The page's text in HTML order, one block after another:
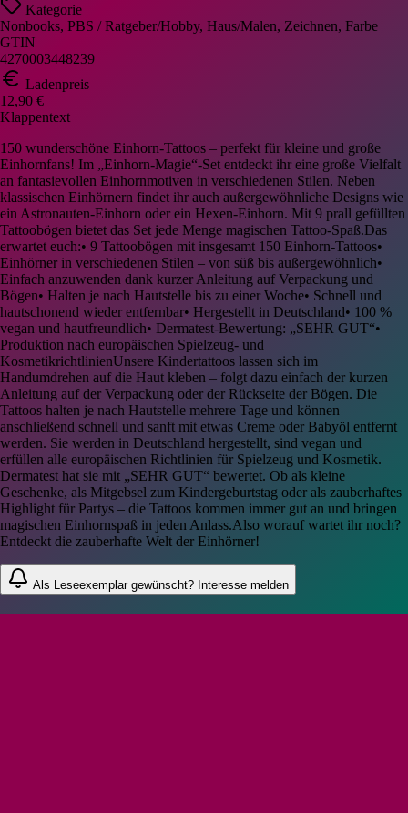
Kategorie
Nonbooks, PBS / Ratgeber/Hobby, Haus/Malen, Zeichnen, Farbe
GTIN
4270003448239
Ladenpreis
12,90 €
Klappentext
150 wunderschöne Einhorn-Tattoos – perfekt für kleine und große
Einhornfans! Im „Einhorn-Magie“-Set entdeckt ihr eine große Vielfalt
an fantasievollen Einhornmotiven in verschiedenen Stilen. Neben
klassischen Einhörnern findet ihr auch außergewöhnliche Designs wie
ein Astronauten-Einhorn oder ein Hexen-Einhorn. Mit 9 prall gefüllten
Tattoobögen bietet das Set jede Menge magischen Tattoo-Spaß.Das
erwartet euch:• 9 Tattoobögen mit insgesamt 150 Einhorn-Tattoos•
Einhörner in verschiedenen Stilen – von süß bis außergewöhnlich•
Einfach anzuwenden dank kurzer Anleitung auf Verpackung und
Bögen• Halten je nach Hautstelle bis zu einer Woche• Schnell und
hautschonend wieder entfernbar• Hergestellt in Deutschland• 100 %
vegan und hautfreundlich• Dermatest-Bewertung: „SEHR GUT“•
Produktion nach europäischen Spielzeug- und
KosmetikrichtlinienUnsere Kindertattoos lassen sich im
Handumdrehen auf die Haut kleben – folgt dazu einfach der kurzen
Anleitung auf der Verpackung oder der Rückseite der Bögen. Die
Tattoos halten je nach Hautstelle mehrere Tage und können
anschließend schnell und sanft mit etwas Creme oder Babyöl entfernt
werden. Sie werden in Deutschland hergestellt, sind vegan und
erfüllen alle europäischen Richtlinien für Spielzeug und Kosmetik.
Dermatest hat sie mit „SEHR GUT“ bewertet. Ob als kleine
Geschenke, als Mitgebsel zum Kindergeburtstag oder als zauberhaftes
Highlight für Partys – die Tattoos kommen immer gut an und bringen
magischen Einhornspaß in jeden Anlass.Also worauf wartet ihr noch?
Entdeckt die zauberhafte Welt der Einhörner!
Als Leseexemplar gewünscht? Interesse melden